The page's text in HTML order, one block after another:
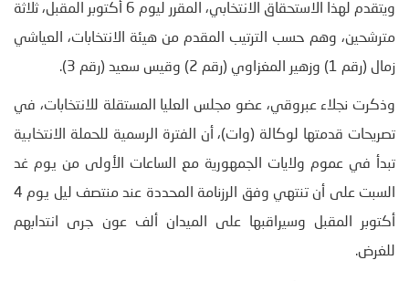
ويتقدم لهذا الاستحقاق الانتخابي، المقرر ليوم 6 أكتوبر المقبل، ثلاثة
مترشحين، وهم حسب الترتيب المقدم من هيئة الانتخابات، العياشي
زمال (رقم 1) وزهير المغزاوي (رقم 2) وقيس سعيد (رقم 3).
وذكرت نجلاء عبروقي، عضو مجلس العليا المستقلة للانتخابات، في
تصريحات قدمتها لوكالة (وات)، أن الفترة الرسمية للحملة الانتخابية
تبدأ في عموم ولايات الجمهورية مع الساعات الأولى من يوم غد
السبت على أن تنتهي وفق الرزنامة المحددة عند منتصف ليل يوم 4
أكتوبر المقبل وسيراقبها على الميدان ألف عون جرى انتدابهم
للغرض.